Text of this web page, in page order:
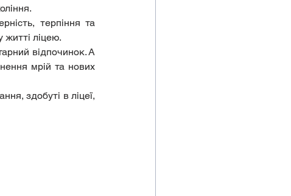
терпіння та
житті ліцею.
відпочинок. А
мрій та нових
здобуті в ліцеї,